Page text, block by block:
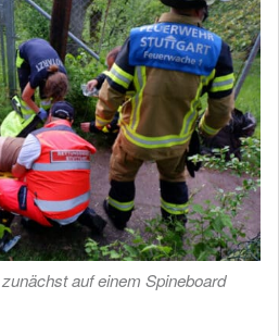
auf einem Spineboard